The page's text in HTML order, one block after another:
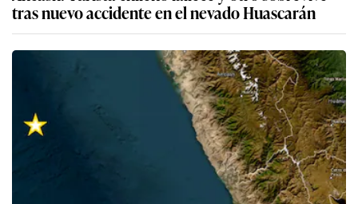
tras nuevo accidente en el nevado Huascarán